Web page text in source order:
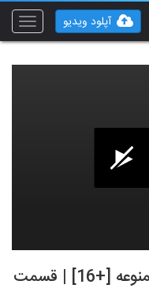
Toggle
آپلود ویدیو
دانلود قسمت یازدهم سریال ممنوعه [+16] | قسمت